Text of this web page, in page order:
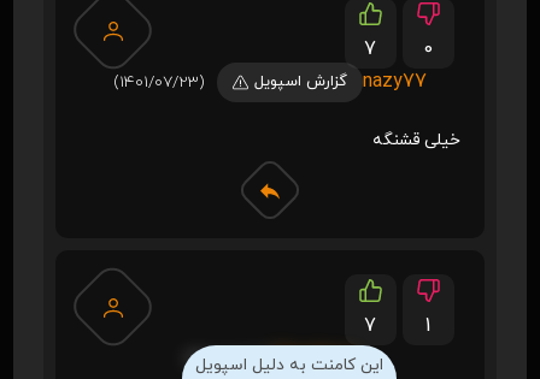
7
0
nazy77
گزارش اسپویل (1401/07/23)
خیلی قشنگه
7
1
Ghoghnos
(1401/03/29)
این کامنت به دلیل اسپویل